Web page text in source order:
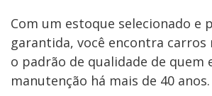
Com um estoque selecionado e
garantida, você encontra carros
o padrão de qualidade de quem
manutenção há mais de 40 anos.